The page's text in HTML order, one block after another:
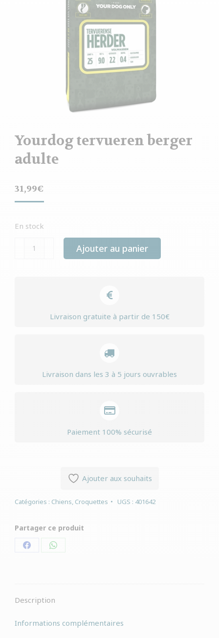
Yourdog tervueren berger
adulte
31,99€
En stock
quantité
Ajouter au panier
Livraison gratuite à partir de 150€
Livraison dans les 3 à 5 jours ouvrables
Paiement 100% sécurisé
Ajouter aux souhaits
Catégories : Chiens, Croquettes UGS : 401642
Partager ce produit
PartagerPartager
Description
Informations complémentaires